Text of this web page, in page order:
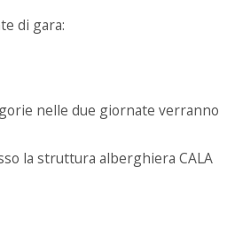
di gara:
nelle due giornate verranno
la struttura alberghiera CALA